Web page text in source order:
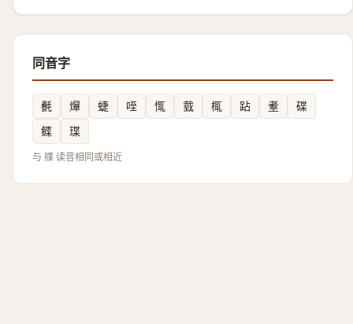
同音字
㲲 㷸 蜨 咥 㤴 臷 㭯 跕 耊
碟
鲽
㻡
与 艓 读音相同或相近